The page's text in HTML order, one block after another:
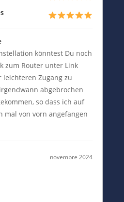
könntest Du noch
zum Router unter Link
Zugang zu
abgebrochen
so dass ich auf
mal von vorn angefangen
novembre 2024